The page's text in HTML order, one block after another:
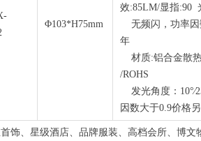
Φ103*H75mm
效:85LM/显
无频闪，功率
材质:铝合金散
/ROHS
发光角度：
因数大于
饰、星级酒店、品牌服装、高档会所、博文